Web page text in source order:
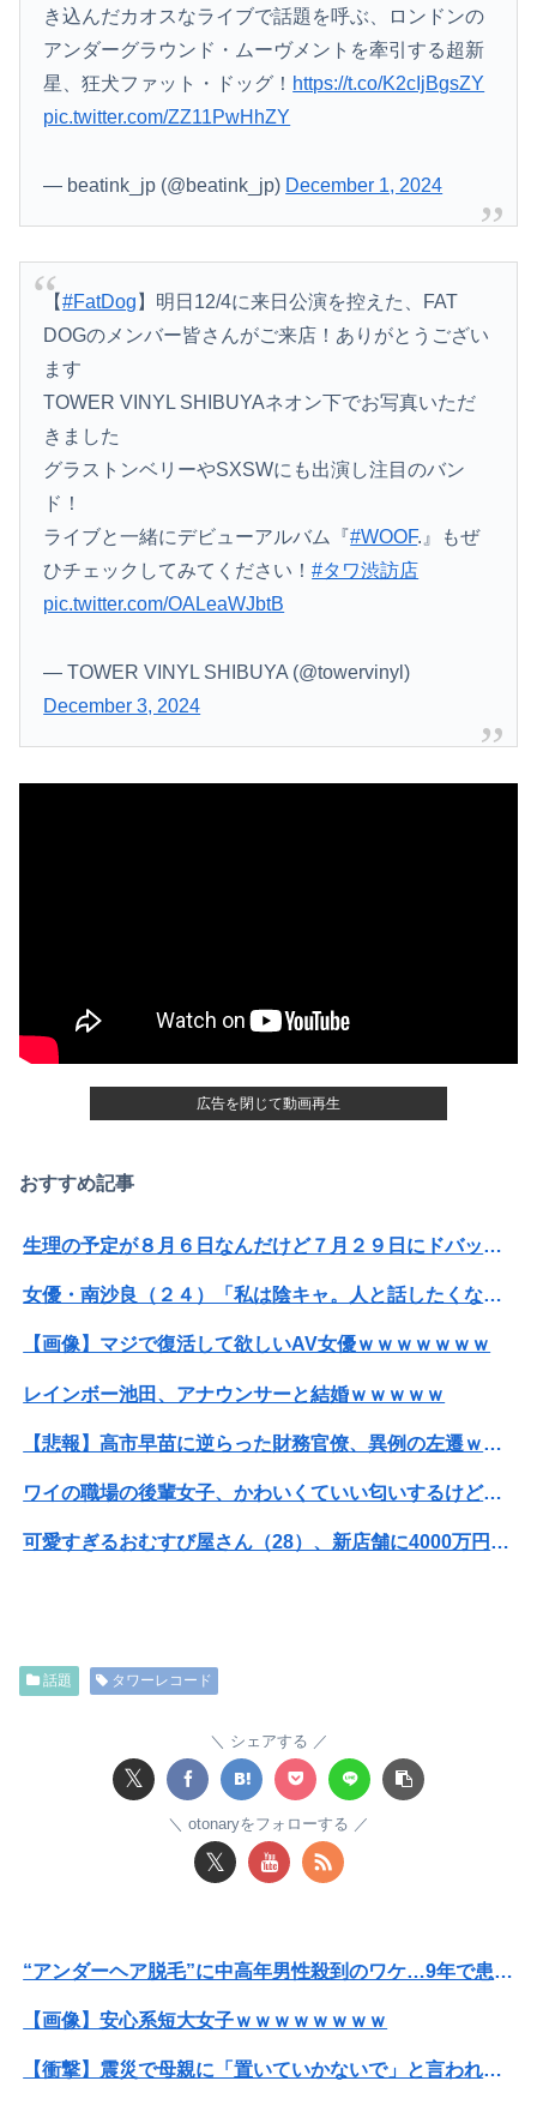
き込んだカオスなライブで話題を呼ぶ、ロンドンの
アンダーグラウンド・ムーヴメントを牽引する超新
星、狂犬ファット・ドッグ！ https://t.co/K2cIjBgsZY
pic.twitter.com/ZZ11PwHhZY
— beatink_jp (@beatink_jp) December 1, 2024
【#FatDog 】明日12/4に来日公演を控えた、FAT
DOGのメンバー皆さんがご来店！ありがとうござい
ます
TOWER VINYL SHIBUYAネオン下でお写真いただ
きました
グラストンベリーやSXSWにも出演し注目のバン
ド！
ライブと一緒にデビューアルバム『#WOOF.』もぜ
ひチェックしてみてください！#タワ渋訪店
pic.twitter.com/OALeaWJbtB
— TOWER VINYL SHIBUYA (@towervinyl)
December 3, 2024
おすすめ記事
生理の予定が８月６日なんだけど７月２９日にドバッと鮮血でたから生理かな？って思ったのよね
女優・南沙良（２４）「私は陰キャ。人と話したくないので家に引きこもってPCでアニメを観ていたい」
【画像】マジで復活して欲しいAV女優ｗｗｗｗｗｗｗ
レインボー池田、アナウンサーと結婚ｗｗｗｗｗ
【悲報】高市早苗に逆らった財務官僚、異例の左遷ｗｗｗｗｗｗｗｗ
ワイの職場の後輩女子、かわいくていい匂いするけどマジでとんでもなく無能
可愛すぎるおむすび屋さん（28）、新店舗に4000万円クラファンした成功した結果弱男集団から叩かれてしまうｗｗｗｗ
【朗報画像】現役JKママ、とんでもない事になってしまうｗｗｗｗｗｗｗｗｗｗｗｗ 【Pickup07091604】
【画像】影山優佳さん(25)、下着姿であたシコが止まらない
話題 タワーレコード
シェアする
𝕏
otonaryをフォローする
𝕏
“アンダーヘア脱毛”に中高年男性殺到のワケ…9年で患者数が200倍以上
【画像】安心系短大女子ｗｗｗｗｗｗｗｗ
【衝撃】震災で母親に「置いていかないで」と言われて置いていった娘！⇒ (※画像あり)
広告を閉じて動画再生